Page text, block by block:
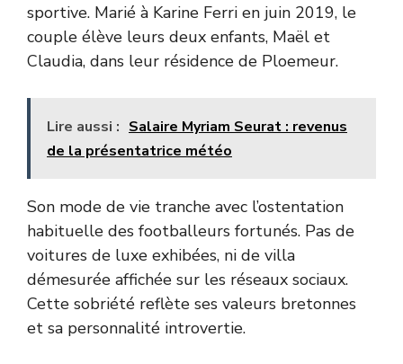
sportive. Marié à Karine Ferri en juin 2019, le
couple élève leurs deux enfants, Maël et
Claudia, dans leur résidence de Ploemeur.
Lire aussi : Salaire Myriam Seurat : revenus
de la présentatrice météo
Son mode de vie tranche avec l’ostentation
habituelle des footballeurs fortunés. Pas de
voitures de luxe exhibées, ni de villa
démesurée affichée sur les réseaux sociaux.
Cette sobriété reflète ses valeurs bretonnes
et sa personnalité introvertie.